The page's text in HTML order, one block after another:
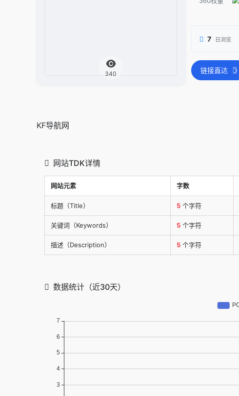
340
7 日浏览
链接直达
KF导航网
网站TDK详情
网站元素 字数
标题（Title） 5 个字符
关键词（Keywords） 5 个字符
描述（Description） 5 个字符
数据统计（近30天）